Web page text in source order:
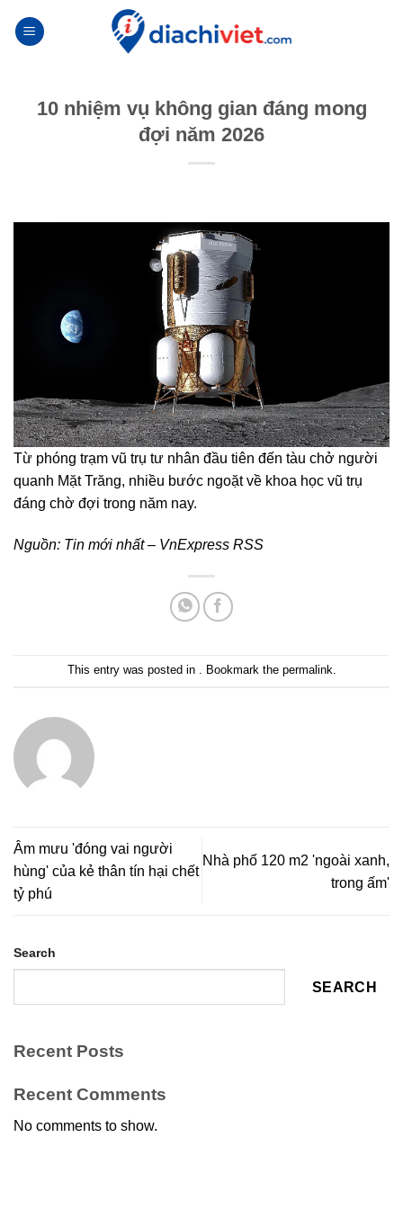
10 nhiệm vụ không gian đáng mong
đợi năm 2026
Từ phóng trạm vũ trụ tư nhân đầu tiên đến tàu chở người
quanh Mặt Trăng, nhiều bước ngoặt về khoa học vũ trụ
đáng chờ đợi trong năm nay.
Nguồn: Tin mới nhất – VnExpress RSS
This entry was posted in . Bookmark the permalink.
Âm mưu 'đóng vai người
hùng' của kẻ thân tín hại chết
tỷ phú
Nhà phố 120 m2 'ngoài xanh,
trong ấm'
Search
SEARCH
Recent Posts
Recent Comments
No comments to show.